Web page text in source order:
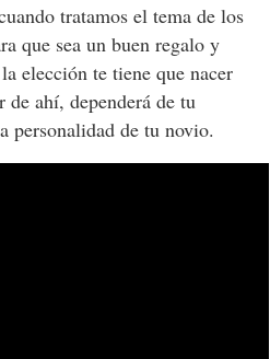
tratamos el tema de los
que sea un buen regalo y
elección te tiene que nacer
ahí, dependerá de tu
personalidad de tu novio.